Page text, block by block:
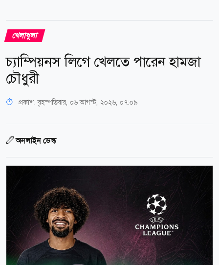
খেলাধুলা
চ্যাম্পিয়নস লিগে খেলতে পারেন হামজা
চৌধুরী
প্রকাশ:বৃহস্পতিবার, ০৬ আগস্ট, ২০২৬, ০৭:০৯
অনলাইন ডেস্ক